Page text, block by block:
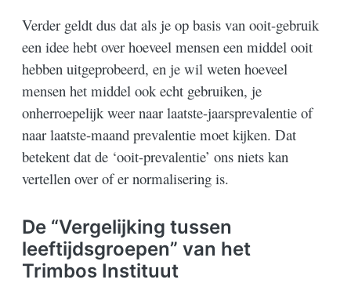
Verder geldt dus dat als je op basis van ooit-gebruik
een idee hebt over hoeveel mensen een middel ooit
hebben uitgeprobeerd, en je wil weten hoeveel
mensen het middel ook echt gebruiken, je
onherroepelijk weer naar laatste-jaarsprevalentie of
naar laatste-maand prevalentie moet kijken. Dat
betekent dat de ‘ooit-prevalentie’ ons niets kan
vertellen over of er normalisering is.
De “Vergelijking tussen
leeftijdsgroepen” van het
Trimbos Instituut